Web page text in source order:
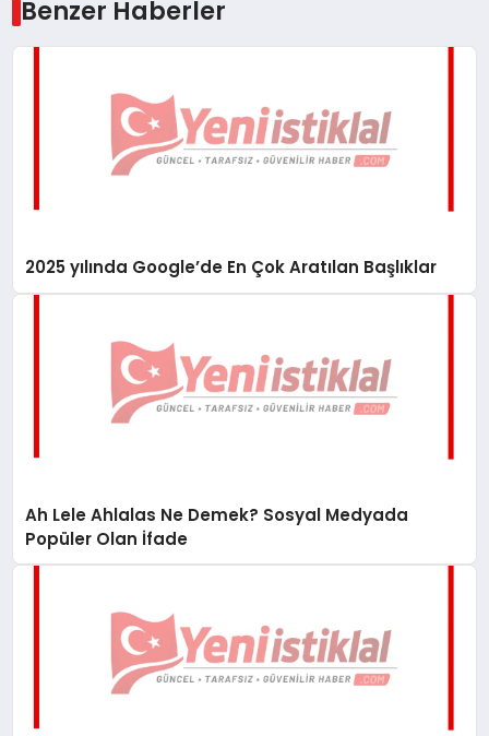
Benzer Haberler
2025 yılında Google’de En Çok Aratılan Başlıklar
Ah Lele Ahlalas Ne Demek? Sosyal Medyada
Popüler Olan İfade